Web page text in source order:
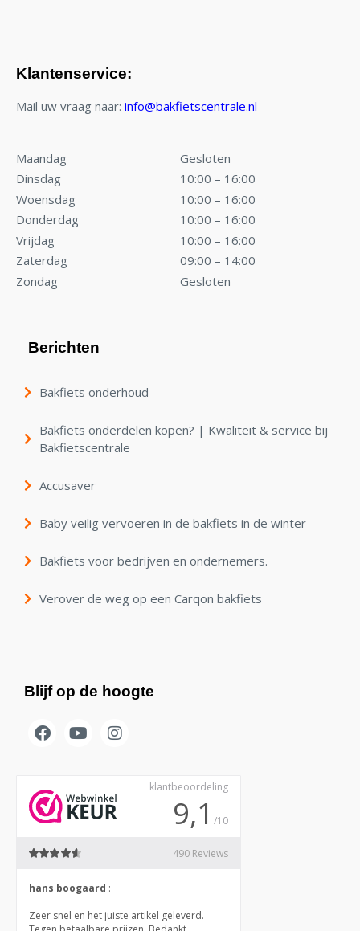
Klantenservice:
Mail uw vraag naar: info@bakfietscentrale.nl
Maandag
Gesloten
Dinsdag
10:00 – 16:00
Woensdag
10:00 – 16:00
Donderdag
10:00 – 16:00
Vrijdag
10:00 – 16:00
Zaterdag
09:00 – 14:00
Zondag
Gesloten
Berichten
Bakfiets onderhoud
Bakfiets onderdelen kopen? | Kwaliteit & service bij
Bakfietscentrale
Accusaver
Baby veilig vervoeren in de bakfiets in de winter
Bakfiets voor bedrijven en ondernemers.
Verover de weg op een Carqon bakfiets
Blijf op de hoogte